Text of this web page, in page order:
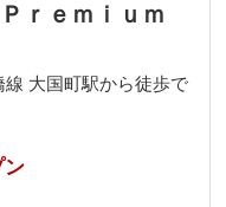
ｒｅｍｉｕｍ
大国町駅から徒歩で
ン